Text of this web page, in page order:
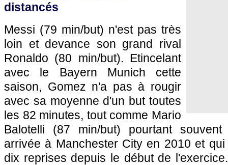
distancés
Messi (79 min/but) n'est pas très
loin et devance son grand rival
Ronaldo (80 min/but). Etincelant
avec le Bayern Munich cette
saison, Gomez n'a pas à rougir
avec sa moyenne d'un but toutes
les 82 minutes, tout comme Mario
Balotelli (87 min/but) pourtant
arrivée à Manchester City en 2010 et
dix reprises depuis le début de